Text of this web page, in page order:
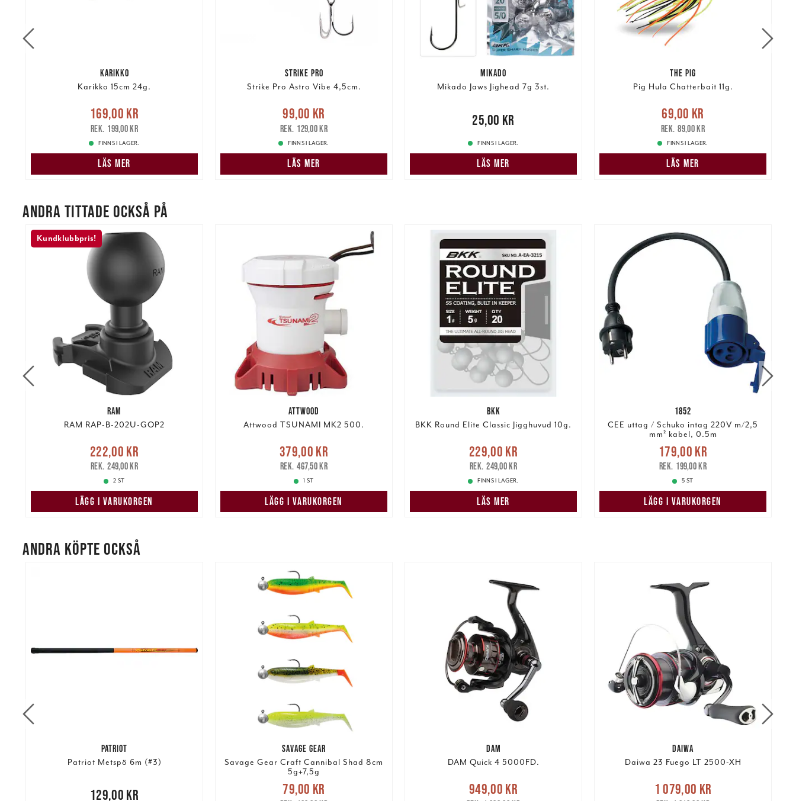
KARIKKO
Karikko 15cm 24g.
Nuvarande pris
Tidigare pris
169,00 kr
199,00 kr
FINNS I LAGER.
LÄS MER
STRIKE PRO
Strike Pro Astro Vibe 4,5cm.
Nuvarande pris:99,00 kr
pris:129,00 kr
99,00 kr
129,00 kr
FINNS I LAGER.
LÄS MER
MIKADO
Mikado Jaws Jighead 7g 3st.
25,00 kr25,00 kr
FINNS I LAGER.
LÄS MER
THE PIG
Pig Hula Chatterbait 11g.
Nuvarande pris:69,00 kr
pris:89,00 kr
69,00 kr
89,00 kr
FINNS I LAGER.
LÄS MER
ANDRA TITTADE OCKSÅ PÅ
Kundklubbpris!
RAM
RAM RAP-B-202U-GOP2
Nuvarande pris
Tidigare pris
222,00 kr
249,00 kr
2 ST
LÄGG I VARUKORGEN
ATTWOOD
Attwood TSUNAMI MK2 500.
Nuvarande pris
Tidigare pris
379,00 kr
467,50 kr
1 ST
LÄGG I VARUKORGEN
BKK
BKK Round Elite Classic Jigghuvud 10g.
Nuvarande pris
Tidigare pris
229,00 kr
249,00 kr
FINNS I LAGER.
LÄS MER
1852
CEE uttag / Schuko intag 220V m/2,5
mm² kabel, 0.5m
Nuvarande pris
Tidigare pris
179,00 kr
199,00 kr
5 ST
LÄGG I VARUKORGEN
ANDRA KÖPTE OCKSÅ
PATRIOT
Patriot Metspö 6m (#3)
129,00 kr129,00 kr
SAVAGE GEAR
Savage Gear Craft Cannibal Shad 8cm
5g+7,5g
Nuvarande pris :79,00 kr
79,00 kr
DAM
DAM Quick 4 5000FD.
Nuvarande pris
949,00 krTidigare pris
949,00 kr
DAIWA
Daiwa 23 Fuego LT 2500-XH
Nuvarande pris
1 079,00 krTidigare pris
1 079,00 kr